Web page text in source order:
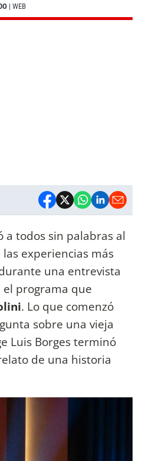
| WEB
a todos sin palabras al
experiencias más
una entrevista
el programa que
. Lo que comenzó
sobre una vieja
Luis Borges terminó
de una historia